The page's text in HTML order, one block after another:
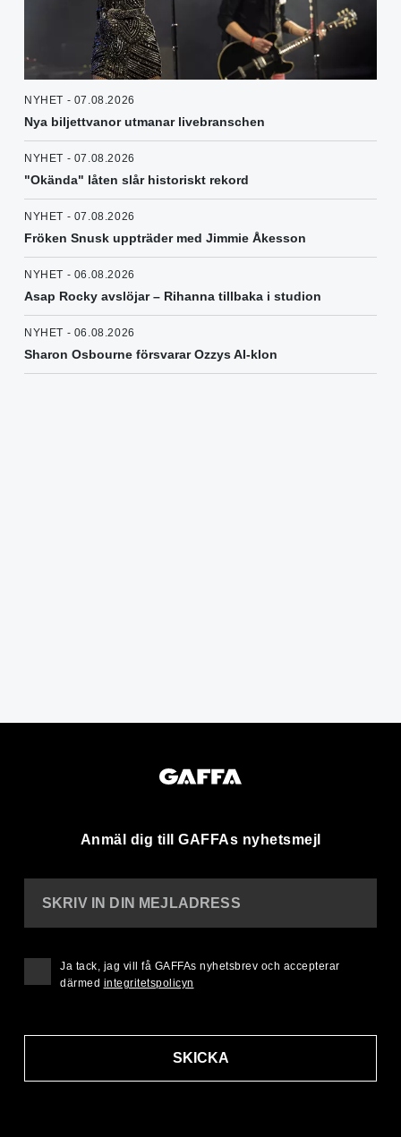
NYHET - 07.08.2026
Nya biljettvanor utmanar livebranschen
NYHET - 07.08.2026
"Okända" låten slår historiskt rekord
NYHET - 07.08.2026
Fröken Snusk uppträder med Jimmie Åkesson
NYHET - 06.08.2026
Asap Rocky avslöjar – Rihanna tillbaka i studion
NYHET - 06.08.2026
Sharon Osbourne försvarar Ozzys AI-klon
Anmäl dig till GAFFAs nyhetsmejl
SKRIV IN DIN MEJLADRESS
SKICKA
Ja tack, jag vill få GAFFAs nyhetsbrev och accepterar
därmed integritetspolicyn